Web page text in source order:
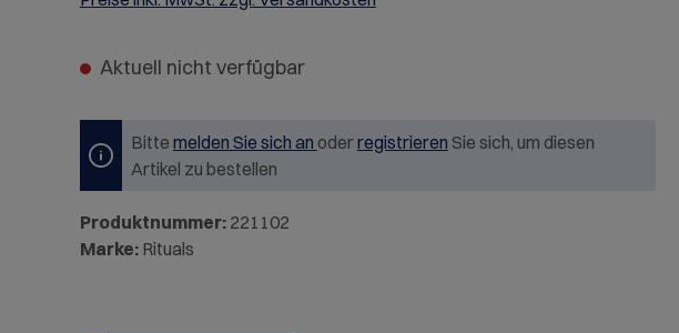
Aktuell nicht verfügbar
Bitte melden Sie sich an oderregistrieren Sie sich, um diesen
Artikel zu bestellen
Produktnummer: 221102
Marke: Rituals